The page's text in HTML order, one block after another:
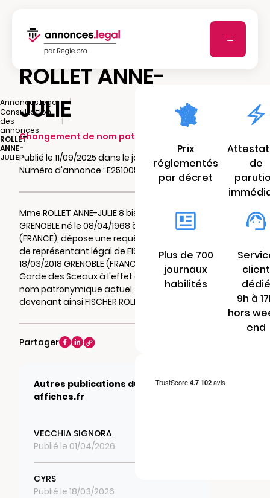
Annonces.legal
|
Consultation
des
annonces
|
ROLLET
ANNE-
JULIE
ROLLET ANNE-
JULIE
Changement de nom patronymique
Publié le 11/09/2025 dans le journal affiches.fr
Numéro d'annonce : E25100535nsr7
Mme ROLLET ANNE-JULIE 8 bis rue gerin 38000
GRENOBLE né le 08/04/1968 à GRENOBLE
(FRANCE), dépose une requête en sa qualité
de représentant légal de FISCHER Cléo
18/03/2018 GRENOBLE (FRANCE) auprés du
Garde des Sceaux à l'effet d'ajouter à son
nom patronymique actuel, celui de ROLLET
devenant ainsi FISCHER ROLLET
Partager
Autres publications du journal
affiches.fr
VECCHIA SIGNORA
Publié le 01/04/2026
CYRS
Publié le 18/03/2026
Prix
réglementés
par décret
de
Plus de 700
journaux
habilités
client
dédié
9h à
hors
end